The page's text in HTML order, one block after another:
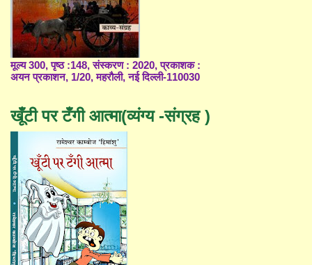
मूल्य 300, पृष्ठ :148, संस्करण : 2020, प्रकाशक :
अयन प्रकाशन, 1/20, महरौली, नई दिल्ली-110030
खूँटी पर टँगी आत्मा(व्यंग्य -संग्रह )